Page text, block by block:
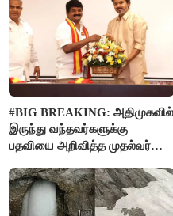
#BIG BREAKING: அதிமுகவில்
இருந்து வந்தவர்களுக்கு
பதவியை அறிவித்த முதல்வர்